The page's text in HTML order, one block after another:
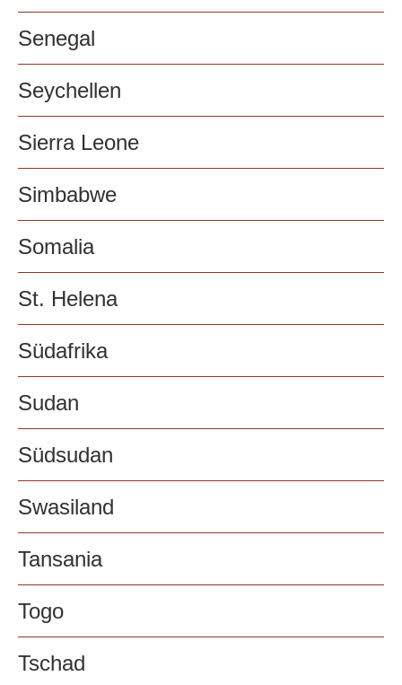
Senegal
Seychellen
Sierra Leone
Simbabwe
Somalia
St. Helena
Südafrika
Sudan
Südsudan
Swasiland
Tansania
Togo
Tschad